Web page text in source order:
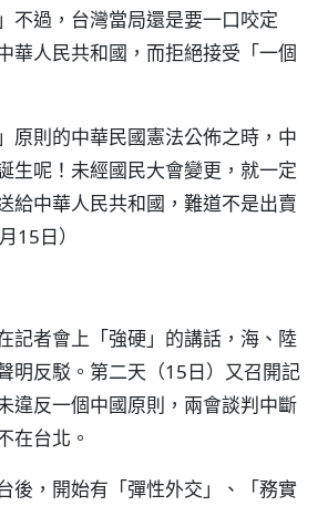
不過，台灣當局還是要一口咬定
華人民共和國，而拒絕接受「一個
原則的中華民國憲法公佈之時，中
生呢！未經國民大會變更，就一定
給中華人民共和國，難道不是出賣
15日）
記者會上「強硬」的講話，海、陸
明反駁。第二天（15日）又召開記
違反一個中國原則，兩會談判中斷
在台北。
後，開始有「彈性外交」、「務實